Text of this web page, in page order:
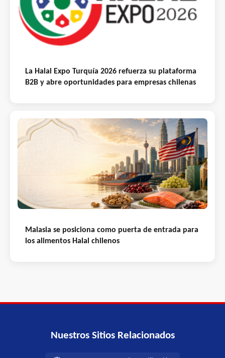
La Halal Expo Turquía 2026 refuerza su plataforma
B2B y abre oportunidades para empresas chilenas
Malasia se posiciona como puerta de entrada para
los alimentos Halal chilenos
Nuestros Sitios Relacionados